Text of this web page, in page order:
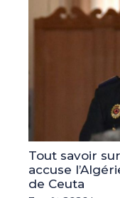
Tout savoir
accuse
de Ceuta